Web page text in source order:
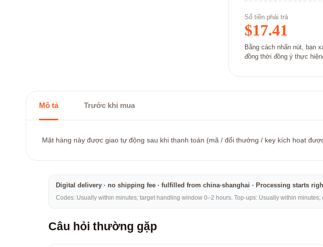
Số tiền phải trả
$17.41
Bằng cách nhấn nút, bạn
đồng thời đồng ý thực
Mô tả Trước khi mua
Mặt hàng này được giao tự động sau khi thanh toán (mã / đổi thưởng / key kích hoạt
Digital delivery · no shipping fee · fulfilled from china·shanghai · Processing starts
Codes: Usually within minutes; target handling window 0–2 hours. Top-ups: Usually within
Câu hỏi thường gặp